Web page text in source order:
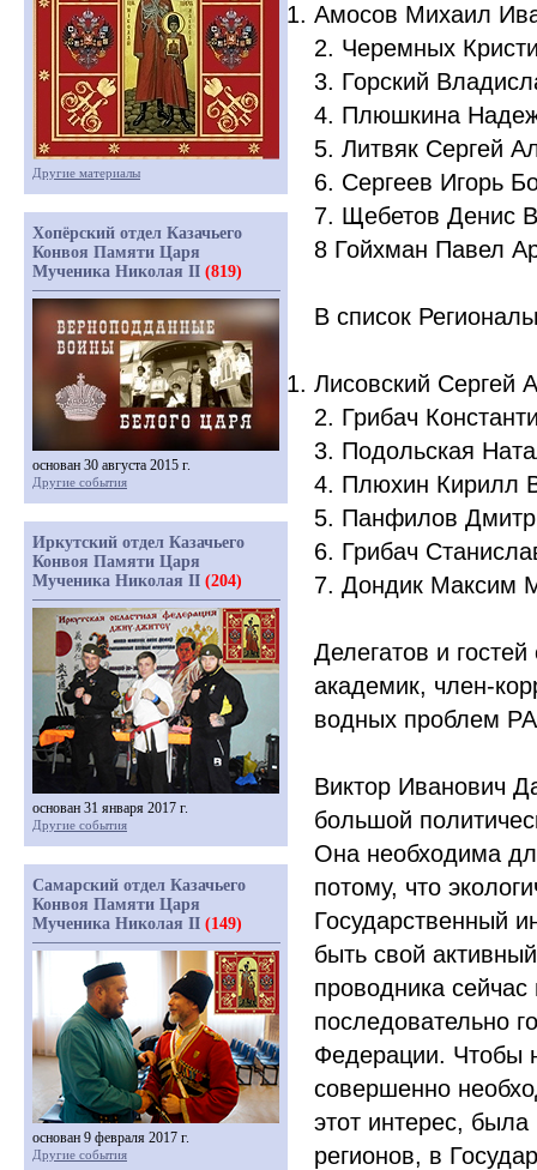
Амосов Михаил
2. Черемных
3. Горский
4. Плюшкина
5. Литвяк Сергей
6. Сергеев Игорь
7. Щебетов Денис
8 Гойхман Павел
В список
Лисовский Сергей
2. Грибач
3. Подольская
4. Плюхин Кирилл
5. Панфилов
6. Грибач
7. Дондик Максим
Делегатов и
академик, член-
водных проблем
Виктор Иванович
большой
Она необходима
потому, что
Государственный
быть свой
проводника
последовательно
Федерации. Чтобы
совершенно
этот интерес, была
регионов, в
Другие материалы
Хопёрский отдел Казачьего
Конвоя Памяти Царя
Мученика Николая II (819)
основан 30 августа 2015 г.
Другие события
Иркутский отдел Казачьего
Конвоя Памяти Царя
Мученика Николая II (204)
основан 31 января 2017 г.
Другие события
Самарский отдел Казачьего
Конвоя Памяти Царя
Мученика Николая II (149)
основан 9 февраля 2017 г.
Другие события